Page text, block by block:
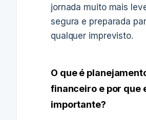
jornada muito mais
segura e preparada
qualquer imprevisto.
O que é
financeiro e por que
importante?